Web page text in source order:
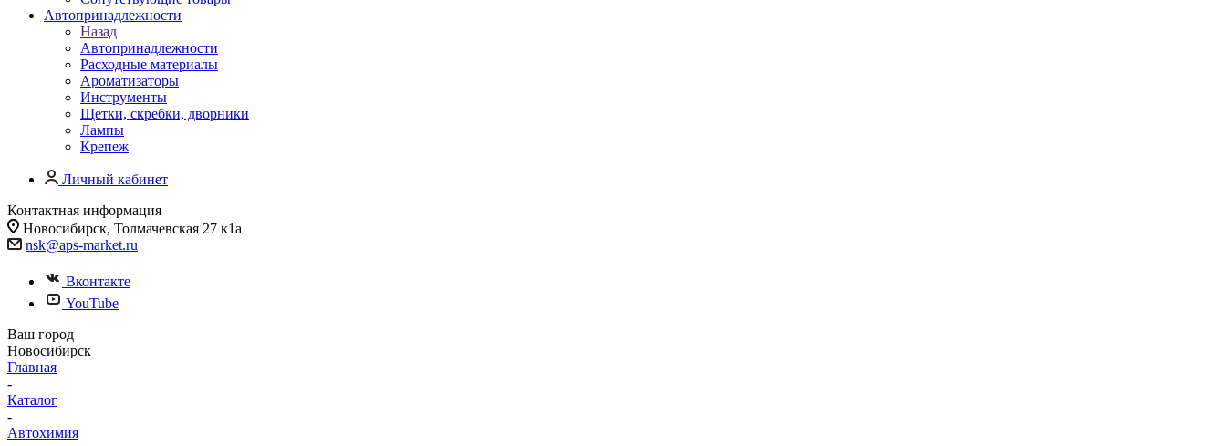
Автопринадлежности
Назад
Автопринадлежности
Расходные материалы
Ароматизаторы
Инструменты
Щетки, скребки, дворники
Лампы
Крепеж
Личный кабинет
Контактная информация
Новосибирск, Толмачевская 27 к1а
nsk@aps-market.ru
Вконтакте
YouTube
Ваш город
Новосибирск
Главная
-
Каталог
-
Автохимия